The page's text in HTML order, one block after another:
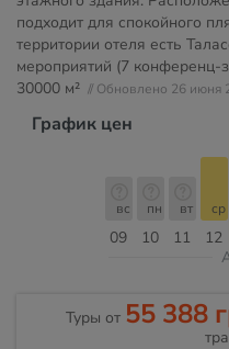
подходит для спокойного
территории отеля есть
мероприятий (7 конференц-
30000 м² // Обновлено 26 июня
График цен
09
вс
10
пн
11
вт
12
ср
Туры от 55 388